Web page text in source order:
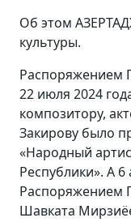
Об этом
культуры.
Распоряжением
22 июля 2024
композитору,
Закирову было
«Народный
Республики». А 6
Распоряжением
Шавката